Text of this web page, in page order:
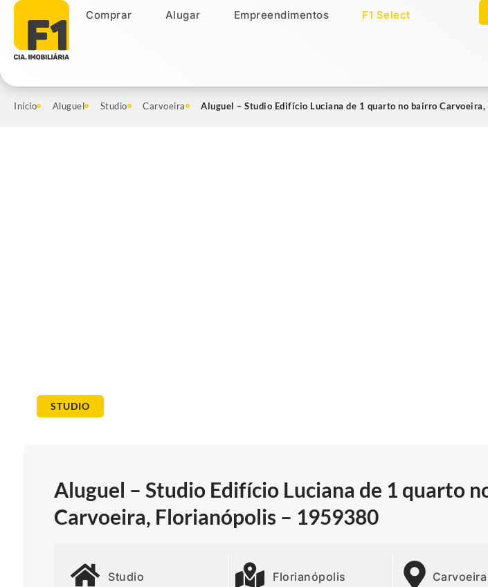
Comprar Alugar Empreendimentos F1 Select
Comprar Alugar Empreendimentos Imóveis Select
Início Aluguel Studio Carvoeira Aluguel – Studio Edifício Luciana de 1 quarto no bairro
STUDIO
Aluguel – Studio Edifício Luciana de 1 quarto
Carvoeira, Florianópolis – 1959380
Studio Florianópolis Carvoeira